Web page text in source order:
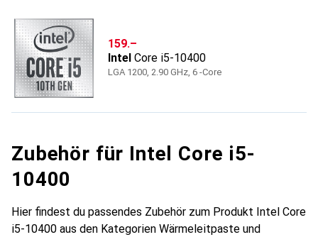
CHF
159.–
Intel Core i5-10400
LGA 1200, 2.90 GHz, 6 -Core
Zubehör für Intel Core i5-
10400
Hier findest du passendes Zubehör zum Produkt Intel Core
i5-10400 aus den Kategorien Wärmeleitpaste und